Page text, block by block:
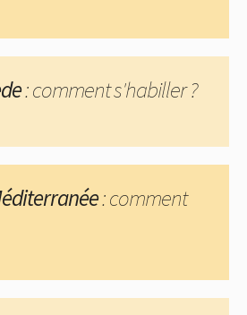
: comment s'habiller ?
: comment